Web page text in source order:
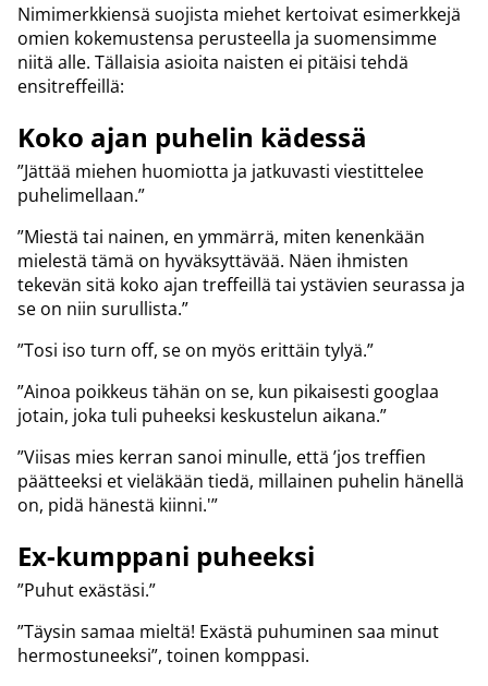
Nimimerkkiensä suojista miehet kertoivat esimerkkejä
omien kokemustensa perusteella ja suomensimme
niitä alle. Tällaisia asioita naisten ei pitäisi tehdä
ensitreffeillä:
Koko ajan puhelin kädessä
”Jättää miehen huomiotta ja jatkuvasti viestittelee
puhelimellaan.”
”Miestä tai nainen, en ymmärrä, miten kenenkään
mielestä tämä on hyväksyttävää. Näen ihmisten
tekevän sitä koko ajan treffeillä tai ystävien seurassa ja
se on niin surullista.”
”Tosi iso turn off, se on myös erittäin tylyä.”
”Ainoa poikkeus tähän on se, kun pikaisesti googlaa
jotain, joka tuli puheeksi keskustelun aikana.”
”Viisas mies kerran sanoi minulle, että ’jos treffien
päätteeksi et vieläkään tiedä, millainen puhelin hänellä
on, pidä hänestä kiinni.'”
Ex-kumppani puheeksi
”Puhut exästäsi.”
”Täysin samaa mieltä! Exästä puhuminen saa minut
hermostuneeksi”, toinen komppasi.